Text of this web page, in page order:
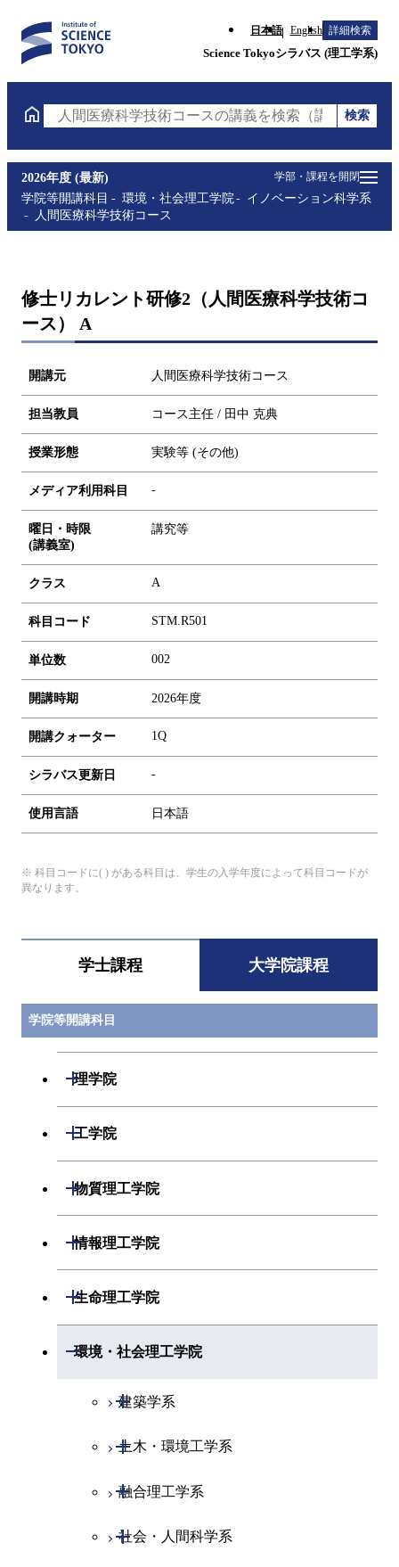
日本語 English 詳細検索
Science Tokyoシラバス (理工学系)
人間医療科学技術コースの講義を検索（講義名・科
検索
学部・課程を開閉
2026年度 (最新)
学院等開講科目
環境・社会理工学院
イノベーション科学系
人間医療科学技術コース
修士リカレント研修2（人間医療科学技術コ
ース） A
開講元 人間医療科学技術コース
担当教員 コース主任 / 田中 克典
授業形態 実験等 (その他)
メディア利用科目 -
曜日・時限
(講義室)
講究等
クラス A
科目コード STM.R501
単位数 002
開講時期 2026年度
開講クォーター 1Q
シラバス更新日 -
使用言語 日本語
※ 科目コードに( ) がある科目は、学生の入学年度によって科目コードが
異なります。
学士課程 大学院課程
学院等開講科目
理学院
開閉
物理学コース
化学系
開閉
エネルギー・情報コース
物質・情報卓越コース
地球生命コース
専門科目
工学院
開閉
機械系
開閉
エネルギーコース
エンジニアリングデザイン
ース
原子核工学コース
人間医療科学技術コース
システム制御コース
コース
電気電子系
開閉
エネルギーコース
エネルギー・情報コース
ライフエンジニアリングコ
情報通信コース
エンジニアリングデザイン
ース
人間医療科学技術コース
経営工学系
開閉
経営工学コース
エンジニアリングデザイン
専門科目
物質理工学院
開閉
材料系
開閉
エネルギーコース
ース
原子核工学コース
人間医療科学技術コース
応用化学コース
ース
原子核工学コース
専門科目
情報理工学院
開閉
数理・計算科学系
開閉
ース
知能情報コース
エネルギー・情報コース
生命理工学院
開閉
生命理工学系
開閉
生命理工学コース
ライフエンジニアリングコ
専門科目
環境・社会理工学院
開閉
建築学系
開閉
建築学コース
エンジニアリングデザイン
土木・環境工学系
開閉
土木工学コース
エンジニアリングデザイン
融合理工学系
開閉
地球環境共創コース
社会・人間科学系
開閉